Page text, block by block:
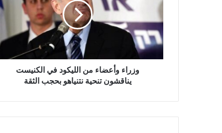
أ
ع
ض
ن
وزراء وأعضاء من الليكود في الكنيست
يناقشون تنحية نتنياهو بحجب الثقة‎